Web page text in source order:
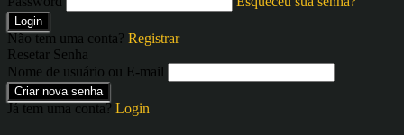
Login
Não tem uma conta? Registrar
Resetar Senha
Nome de usuário ou E-mail
Criar nova senha
Já tem uma conta? Login